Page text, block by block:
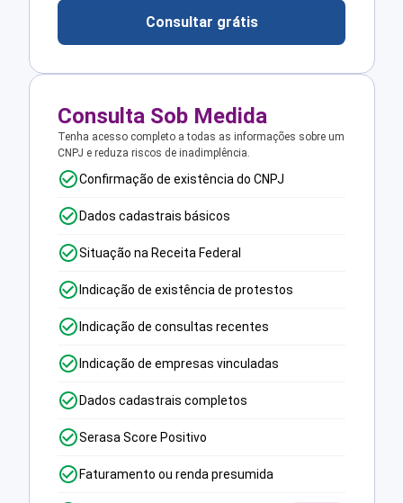
Consultar grátis
Consulta Sob Medida
Tenha acesso completo a todas as informações sobre um
CNPJ e reduza riscos de inadimplência.
Confirmação de existência do CNPJ
Dados cadastrais básicos
Situação na Receita Federal
Indicação de existência de protestos
Indicação de consultas recentes
Indicação de empresas vinculadas
Dados cadastrais completos
Serasa Score Positivo
Faturamento ou renda presumida